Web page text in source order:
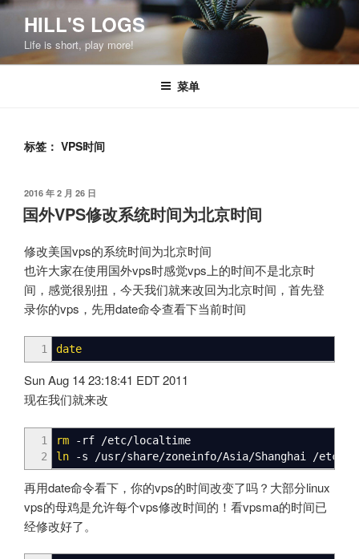
跳
容
HILL'S LOGS
Life is short, play more!
菜单
标签： VPS时间
发
布
于
2016 年 2 月 26 日
国外VPS修改系统时间为北京时间
修改美国vps的系统时间为北京时间
也许大家在使用国外vps时感觉vps上的时间不是北京时
间，感觉很别扭，今天我们就来改回为北京时间，首先登
录你的vps，先用date命令查看下当前时间
1 date
Sun Aug 14 23:18:41 EDT 2011
现在我们就来改
1
2
rm -rf /etc/localtime
ln
-s /usr/share/zoneinfo/Asia/Shanghai /etc
再用date命令看下，你的vps的时间改变了吗？大部分linux
vps的母鸡是允许每个vps修改时间的！看vpsma的时间已
经修改好了。